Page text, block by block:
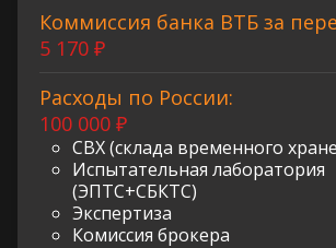
Коммиссия банка ВТБ за
5 170 ₽
Расходы по России:
100 000 ₽
СВХ (склада временного
Испытательная лаборатория
(ЭПТС+СБКТС)
Экспертиза
Комиссия брокера